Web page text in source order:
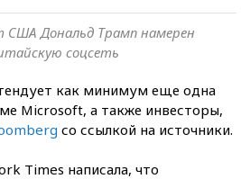
США Дональд Трамп намерен
соцсеть
как минимум еще одна
Microsoft, а также инвесторы,
со ссылкой на источники.
Times написала, что